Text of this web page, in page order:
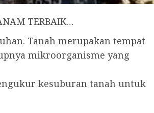
TERBAIK…
Tanah merupakan tempat
mikroorganisme yang
kesuburan tanah untuk